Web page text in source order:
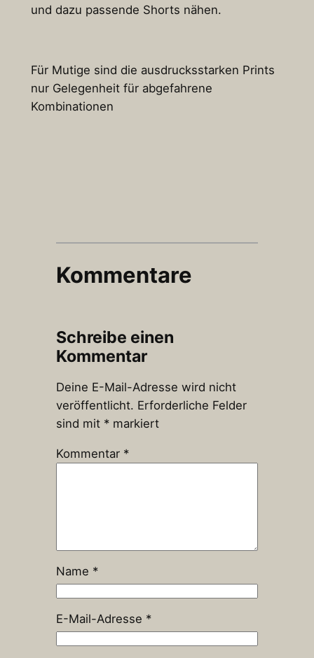
und dazu passende Shorts nähen.
Für Mutige sind die ausdrucksstarken Prints
nur Gelegenheit für abgefahrene
Kombinationen
Kommentare
Schreibe einen
Kommentar
Deine E-Mail-Adresse wird nicht
veröffentlicht. Erforderliche Felder
sind mit *markiert
Kommentar *
Name *
E-Mail-Adresse *